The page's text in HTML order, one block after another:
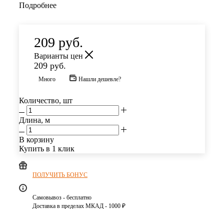
Подробнее
209 руб.
Варианты цен
209 руб.
Много Нашли дешевле?
Количество, шт
Длина, м
В корзину
Купить в 1 клик
ПОЛУЧИТЬ БОНУС
Самовывоз - бесплатно
Доставка в пределах МКАД - 1000 ₽